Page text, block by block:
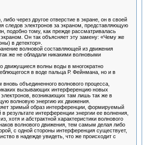
через другое отверстие в экране, он в своей
следов электронов за экраном, представляющую
подобно тому, как прежде рассматривалась
Он так объясняет эту замену: «Чему же
в детектор».
волновой составляющей из движения
же не обладали никакими волновыми
движущиеся волны воды в многократно
в воде пальца Р. Фейнмана, но и в
объединенного волнового процесса,
вызывающих интерференцию новых
возникающих там лишь так же в
волновую энергию их движения.
зримый образ интерференции, формируемый
интерференции энергии ее волнения,
хотя и абстрактной характеристики волнового
волнового движения, тем самым делая либо
с одной стороны интерференция существует,
в надежде увидеть, что же происходит с